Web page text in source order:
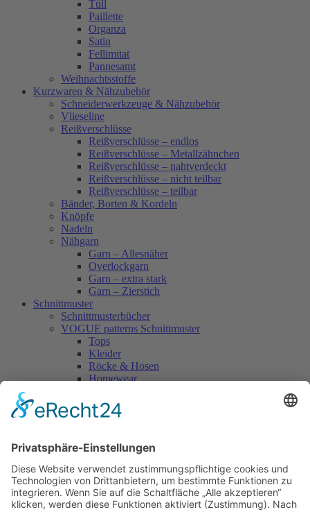
Tüll
Paillette
Organza
Satin
Fellimitat
Pannesamt
Weihnachtsstoffe
Kurzwaren & Nähzubehör
Schneiderwerkzeuge & Nähzubehör
Vlieseline
Reißverschlüsse
Reißverschlüsse – endlos
Reißverschlüsse – Metallzähnchen
Reißverschlüsse – nahtverdeckt
Reißverschlüsse – nicht teilbar
Reißverschlüsse – teilbar
Bänder, Borten & Kordeln
Knöpfe
Nadeln
Nähgarn
Garn – Allesnäher
Overlockgarn
Garn – extra stark
Garn – Zierstich
Schnittmuster
Schnittmusterbücher
VOGUE patterns Schnittmuster
Tops
Kleider
Röcke & Hosen
Homewear
Vogue Vintage
Herren
Accessoires
Einzelschnittmuster Burda
Tops
Kleider
Röcke & Hosen
Homewear